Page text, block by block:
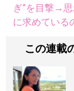
ぎ”を目撃→思
に求めている
この連載